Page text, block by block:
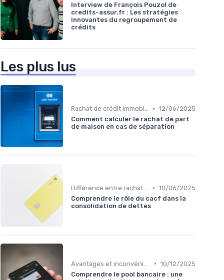
Interview de François Pouzol de
credits-assur.fr : Les stratégies
innovantes du regroupement de
crédits
Les plus lus
Rachat de crédit immobilier • 12/06/2025
Comment calculer le rachat de part
de maison en cas de séparation
Différence entre rachat et renégociation • 10/06/2025
Comprendre le rôle du cacf dans la
consolidation de dettes
• 10/12/2025
Comprendre le pool bancaire : une